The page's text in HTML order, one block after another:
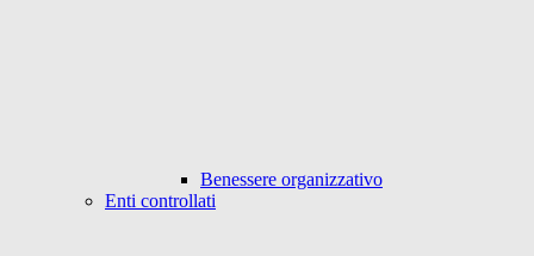
Benessere organizzativo
Enti controllati